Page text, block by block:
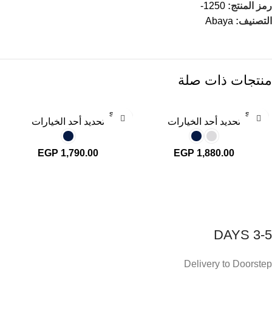
رمز المنتج: 1250-
التصنيف: Abaya
منتجات ذات صلة
SOLD
OUT
تحديد أحد الخيارات
EGP 1,880.00
SOLD
OUT
تحديد أحد الخيارات
EGP 1,790.00
3-5 DAYS
Delivery to Doorstep